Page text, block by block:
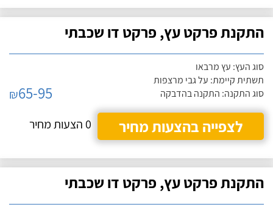
התקנת פרקט עץ, פרקט דו שכבתי
סוג העץ: עץ מרבאו
תשתית קיימת: על גבי מרצפות
סוג התקנה: התקנה בהדבקה
₪65-95
לצפייה בהצעות מחיר
0 הצעות מחיר
התקנת פרקט עץ, פרקט דו שכבתי